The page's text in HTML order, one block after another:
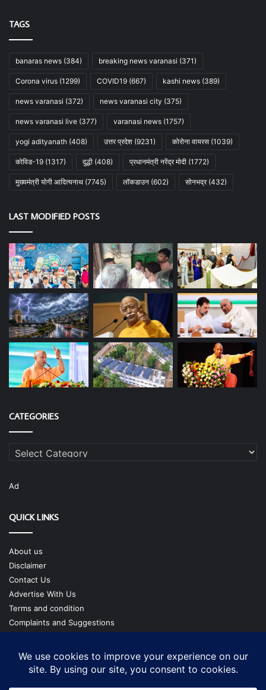
TAGS
banaras news (384) breaking news varanasi (371)
Corona virus (1299) COVID19 (667) kashi news (389)
news varanasi (372) news varanasi city (375)
news varanasi live (377) varanasi news (1757)
yogi adityanath (408) उत्तर प्रदेश (9231) कोरोना वायरस (1039)
कोविड-19 (1317) दुद्धी (408) प्रधानमंत्री नरेंद्र मोदी (1772)
मुख्यमंत्री योगी आदित्यनाथ (7745) लॉकडाउन (602) सोनभद्र(432)
LAST MODIFIED POSTS
CATEGORIES
Categories
Ad
QUICK LINKS
About us
Disclaimer
Contact Us
Advertise With Us
Terms and condition
Complaints and Suggestions
Our Team